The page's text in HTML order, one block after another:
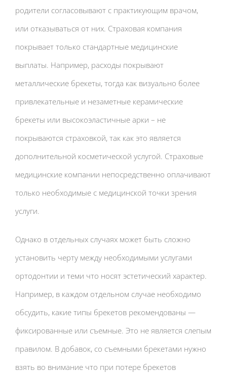
родители согласовывают с практикующим врачом,
или отказываться от них. Страховая компания
покрывает только стандартные медицинские
выплаты. Например, расходы покрывают
металлические брекеты, тогда как визуально более
привлекательные и незаметные керамические
брекеты или высокоэластичные арки – не
покрываются страховкой, так как это является
дополнительной косметической услугой. Страховые
медицинские компании непосредственно оплачивают
только необходимые с медицинской точки зрения
услуги.
Однако в отдельных случаях может быть сложно
установить черту между необходимыми услугами
ортодонтии и теми что носят эстетический характер.
Например, в каждом отдельном случае необходимо
обсудить, какие типы брекетов рекомендованы —
фиксированные или съемные. Это не является слепым
правилом. В добавок, со съемными брекетами нужно
взять во внимание что при потере брекетов